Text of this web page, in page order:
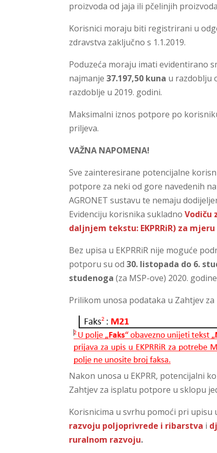
proizvoda od jaja ili pčelinjih
Korisnici moraju biti registrirani u
zdravstva zaključno s 1.1.2019.
Poduzeća moraju imati evidentirano
najmanje37.197,50 kuna u razdoblju
razdoblje u 2019. godini.
Maksimalni iznos potpore po
priljeva.
VAŽNA NAPOMENA!
Sve zainteresirane potencijalne
potpore za neki od gore navedenih
AGRONET sustavu te nemaju
Evidenciju korisnika sukladnoVodiču
daljnjem tekstu: EKPRRiR) za mjeru
Bez upisa u EKPRRiR nije moguće
potporu su od30. listopada do 6.
studenoga (za MSP-ove) 2020.
Prilikom unosa podataka u Zahtjev za
Nakon unosa u EKPRR, potencijalni
Zahtjev za isplatu potpore u sklopu
Korisnicima u svrhu pomoći pri upisu
razvoju poljoprivrede i ribarstva i
ruralnom razvoju.